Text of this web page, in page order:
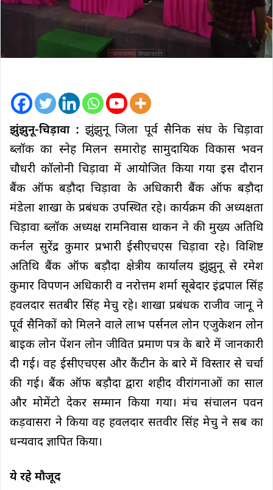
झुंझुनू-चिड़ावा : झुंझुनू जिला पूर्व सैनिक संघ के चिड़ावा
ब्लॉक का स्नेह मिलन समारोह सामुदायिक विकास भवन
चौधरी कॉलोनी चिड़ावा में आयोजित किया गया इस दौरान
बैंक ऑफ बड़ौदा चिड़ावा के अधिकारी बैंक ऑफ बड़ौदा
मंडेला शाखा के प्रबंधक उपस्थित रहे। कार्यक्रम की अध्यक्षता
चिड़ावा ब्लॉक अध्यक्ष रामनिवास थाकन ने की मुख्य अतिथि
कर्नल सुरेंद्र कुमार प्रभारी ईसीएचएस चिड़ावा रहे। विशिष्ट
अतिथि बैंक ऑफ बड़ौदा क्षेत्रीय कार्यालय झुंझुनू से रमेश
कुमार विपणन अधिकारी व नरोत्तम शर्मा सूबेदार इंद्रपाल सिंह
हवलदार सतबीर सिंह मेचु रहे। शाखा प्रबंधक राजीव जानू ने
पूर्व सैनिकों को मिलने वाले लाभ पर्सनल लोन एजुकेशन लोन
बाइक लोन पेंशन लोन जीवित प्रमाण पत्र के बारे में जानकारी
दी गई। वह ईसीएचएस और कैंटीन के बारे में विस्तार से चर्चा
की गई। बैंक ऑफ बड़ौदा द्वारा शहीद वीरांगनाओं का साल
और मोमेंटो देकर सम्मान किया गया। मंच संचालन पवन
कड़वासरा ने किया वह हवलदार सतवीर सिंह मेचु ने सब का
धन्यवाद ज्ञापित किया।
ये रहे मौजूद